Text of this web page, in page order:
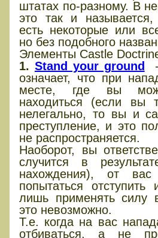
штатах по-разному. В
это так и
есть некоторые или
но без подобного
Элементы Castle
1. Stand your ground
означает, что при
месте, где вы
находиться (если вы
нелегально, то вы и
преступление, и это
не распространяется.
Наоборот, вы
случится в
нахождения), от вас
попытаться
лишь применять силу
это невозможно.
Т.е. когда на вас
отбиваться, а не